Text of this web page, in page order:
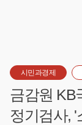
시민과경제
금감원 KB
정기검사,